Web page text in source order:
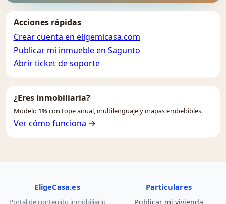
Acciones rápidas
Crear cuenta en eligemicasa.com
Publicar mi inmueble en Sagunto
Abrir ticket de soporte
¿Eres inmobiliaria?
Modelo 1% con tope anual, multilenguaje y mapas embebibles.
Ver cómo funciona →
EligeCasa.es
Portal de contenido inmobiliario
Particulares